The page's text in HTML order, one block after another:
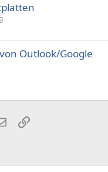
Outlook/Google
E-MailLink